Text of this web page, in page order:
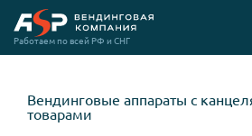
Перейти
на
Работаем по всей РФ и СНГ
Вендинговые аппараты с
товарами